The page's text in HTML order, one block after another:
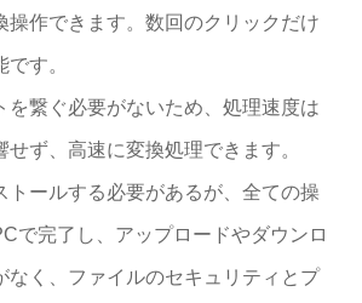
操作できます。数回のクリックだけ
す。
を繋ぐ必要がないため、処理速度は
せず、高速に変換処理できます。
トールする必要があるが、全ての操
で完了し、アップロードやダウンロ
なく、ファイルのセキュリティとプ